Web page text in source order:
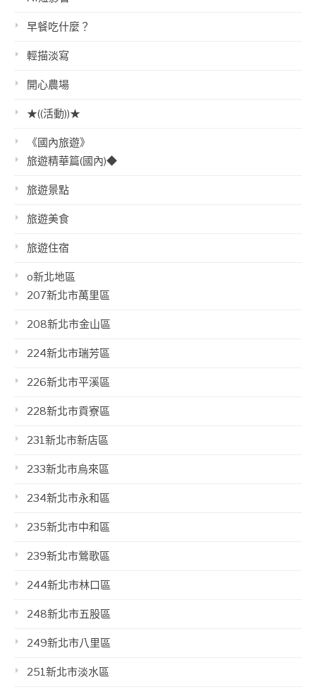
早餐吃什麼？
輕描淡寫
開心農場
★((活動))★
《國內旅遊》
旅遊精華篇(國內)◆
旅遊景點
旅遊美食
旅遊住宿
o新北地區
207新北市萬里區
208新北市金山區
224新北市瑞芳區
226新北市平溪區
228新北市貢寮區
231新北市新店區
233新北市烏來區
234新北市永和區
235新北市中和區
239新北市鶯歌區
244新北市林口區
248新北市五股區
249新北市八里區
251新北市淡水區